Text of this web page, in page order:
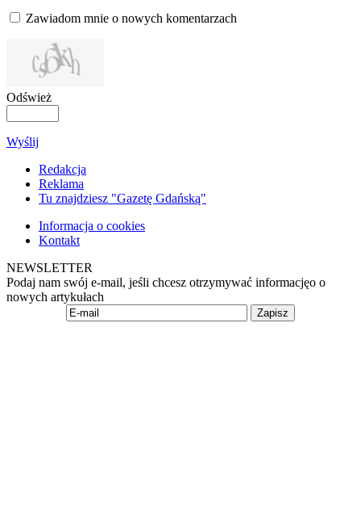
Zawiadom mnie o nowych komentarzach
Odśwież
Wyślij
Redakcja
Reklama
Tu znajdziesz "Gazetę Gdańską"
Informacja o cookies
Kontakt
NEWSLETTER
Podaj nam swój e-mail, jeśli chcesz otrzymywać informacjęo o
nowych artykułach
Zapisz